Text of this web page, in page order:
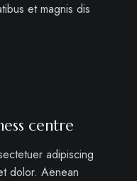
et magnis dis
centre
adipiscing
dolor. Aenean